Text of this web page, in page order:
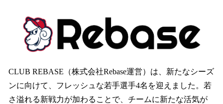
数
み
中
で
CLUB REBASE（株式会社Rebase運営）は、新たなシーズ
ンに向けて、フレッシュな若手選手4名を迎えました。若
さ溢れる新戦力が加わることで、チームに新たな活気が